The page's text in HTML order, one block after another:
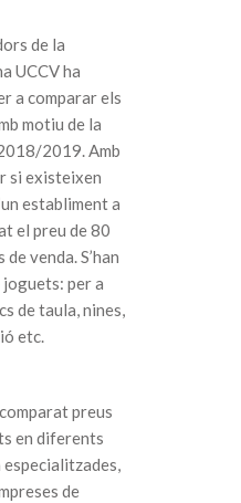
de la
UCCV ha
a comparar els
motiu de la
2019. Amb
si existeixen
establiment a
el preu de 80
venda. S’han
per a
de taula, nines,
etc.
preus
en diferents
de